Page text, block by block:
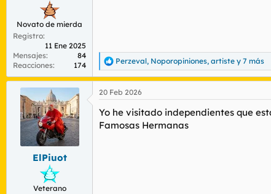
Novato de mierda
Registro
11 Ene 2025
Mensajes
84
Reacciones
174
R
e
a
c
i
o
Perzeval, Noporopiniones, artiste y 7 más
ElPiuot
Veterano
20 Feb 2026
Yo he visitado independientes que
Famosas Hermanas